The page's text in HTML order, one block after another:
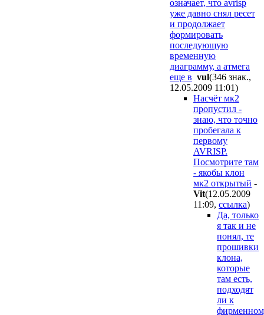
означает, что avrisp
уже давно снял ресет
и продолжает
формировать
последующую
временную
диаграмму, а атмега
еще в vul(346 знак.,
12.05.2009 11:01)
Насчёт мк2
пропустил -
знаю, что точно
пробегала к
первому
AVRISP.
Посмотрите там
- якобы клон
мк2 открытый -
Vit(12.05.2009
11:09, ссылка)
Да, только
я так и не
понял, те
прошивки
клона,
которые
там есть,
подходят
ли к